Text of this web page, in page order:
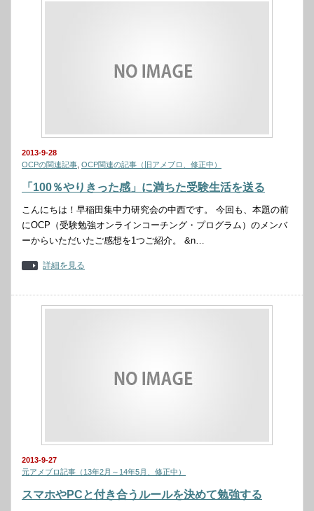
2013-9-28
OCPの関連記事 OCP関連の記事（旧アメブロ、修正中）
「100％やりきった感」に満ちた受験生活を送る
こんにちは！早稲田集中力研究会の中西です。 今回も、本題の前
にOCP（受験勉強オンラインコーチング・プログラム）のメンバ
ーからいただいたご感想を1つご紹介。 &n…
詳細を見る
2013-9-27
元アメブロ記事（13年2月～14年5月、修正中）
スマホやPCと付き合うルールを決めて勉強する